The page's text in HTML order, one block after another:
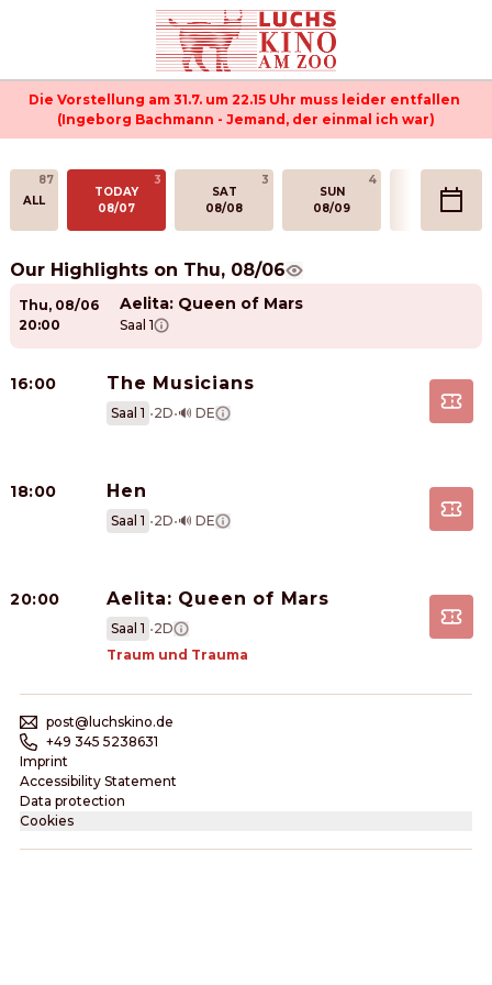
Die Vorstellung am 31.7. um 22.15 Uhr muss leider entfallen
(Ingeborg Bachmann - Jemand, der einmal ich war)
87
ALL
3
TODAY
08/07
3
SAT
08/08
4
SUN
08/09
MON
08/10
Our Highlights on Thu, 08/06
Thu, 08/06
20:00
Aelita: Queen of Mars
Saal 1
16:00 The Musicians
Saal 1 •2D•🔊 DE
18:00 Hen
Saal 1 •2D•🔊 DE
20:00 Aelita: Queen of Mars
Saal 1 •2D
Traum und Trauma
post@luchskino.de
+49 345 5238631
Imprint
Accessibility Statement
Data protection
Cookies